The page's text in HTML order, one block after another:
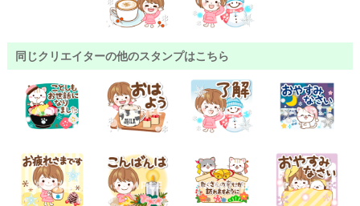
同じクリエイターの他のスタンプはこちら